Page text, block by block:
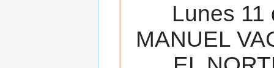
Lunes 11
MANUEL